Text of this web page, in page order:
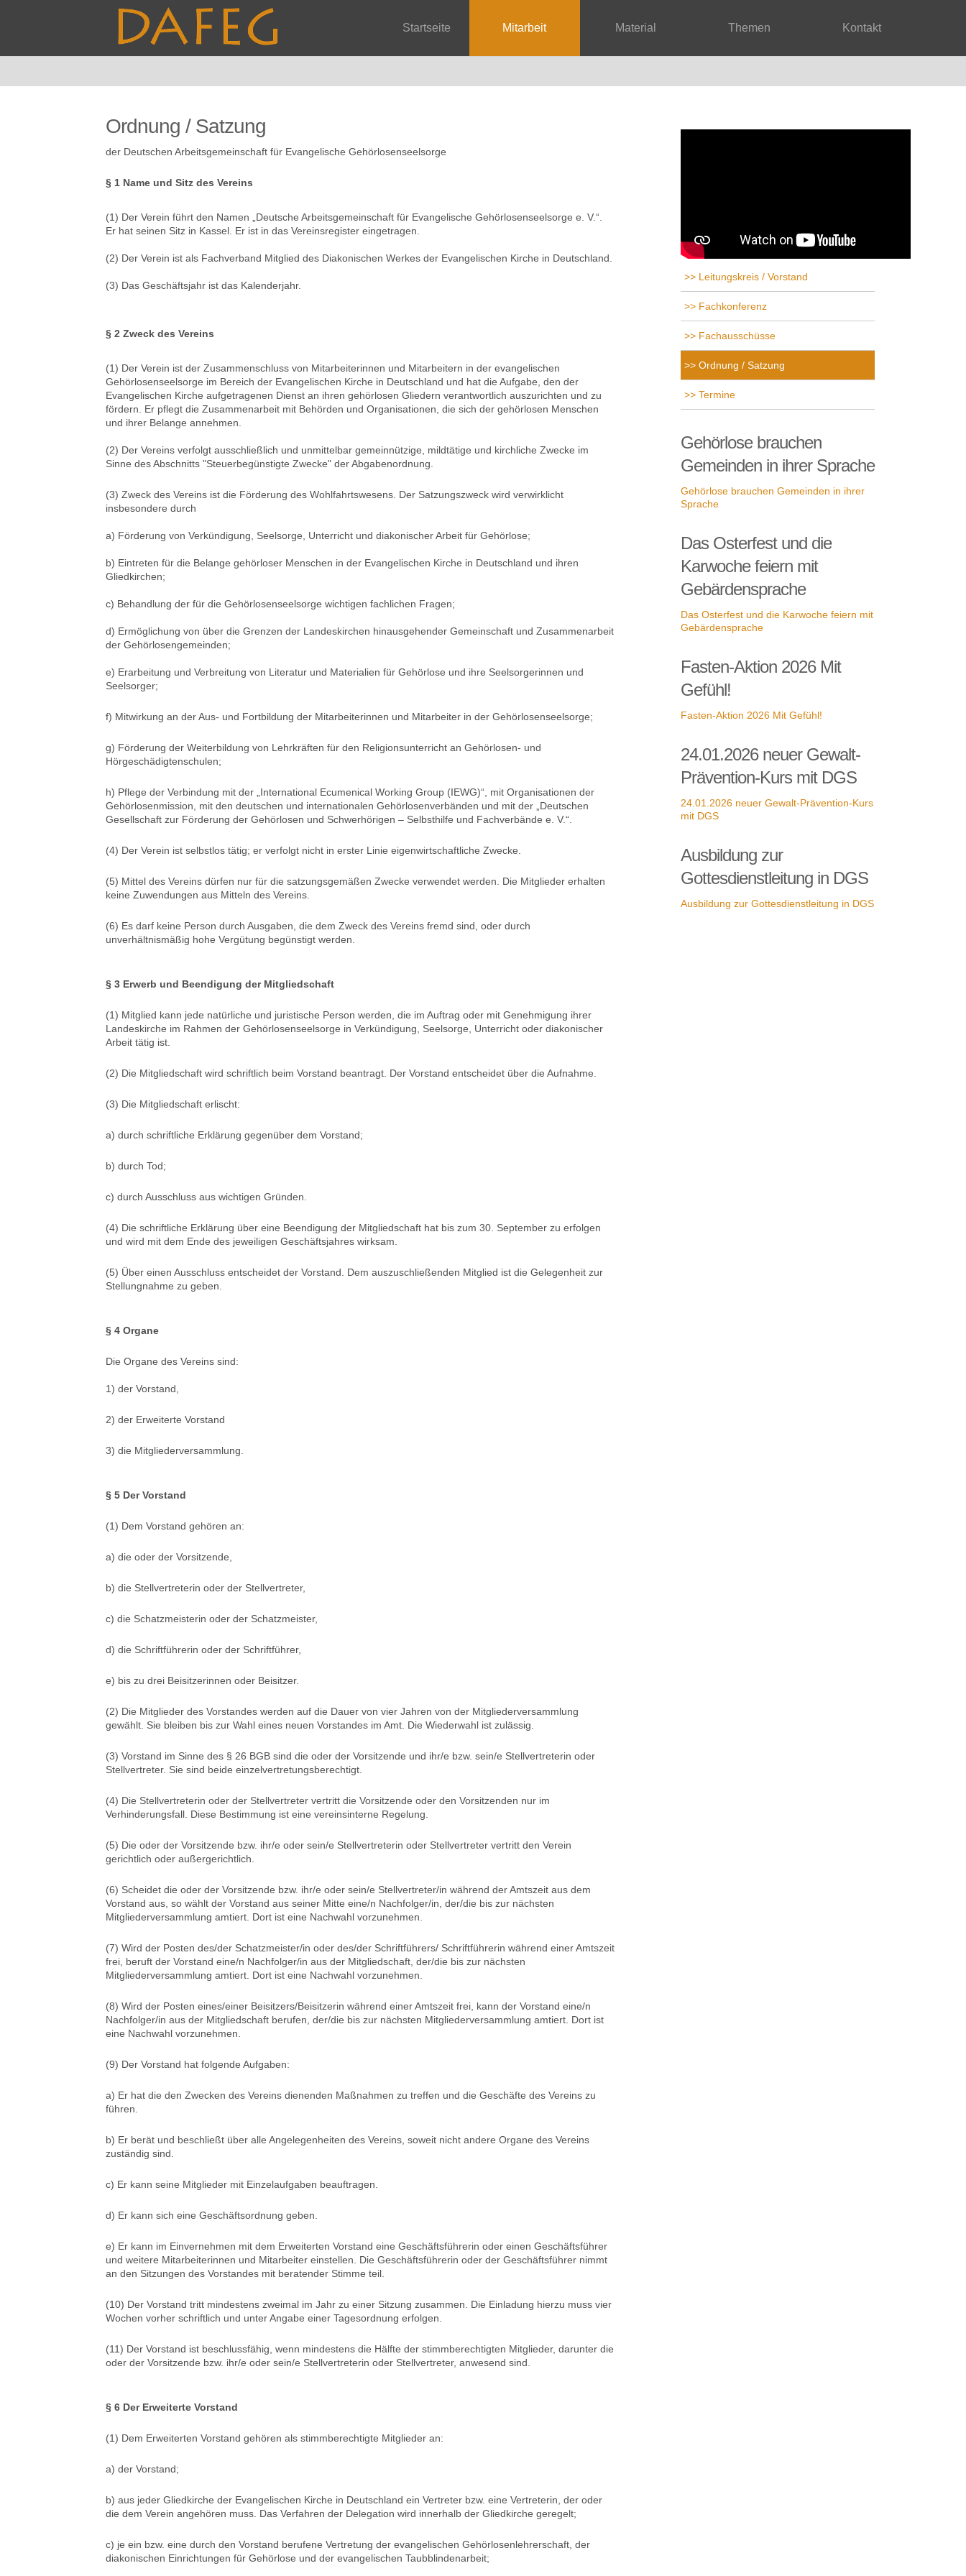
Startseite Mitarbeit Material Themen Kontakt
Ordnung / Satzung
der Deutschen Arbeitsgemeinschaft für Evangelische Gehörlosenseelsorge
§ 1 Name und Sitz des Vereins
(1) Der Verein führt den Namen „Deutsche Arbeitsgemeinschaft für Evangelische Gehörlosenseelsorge e. V.“.
Er hat seinen Sitz in Kassel. Er ist in das Vereinsregister eingetragen.
(2) Der Verein ist als Fachverband Mitglied des Diakonischen Werkes der Evangelischen Kirche in Deutschland.
(3) Das Geschäftsjahr ist das Kalenderjahr.
§ 2 Zweck des Vereins
(1) Der Verein ist der Zusammenschluss von Mitarbeiterinnen und Mitarbeitern in der evangelischen
Gehörlosenseelsorge im Bereich der Evangelischen Kirche in Deutschland und hat die Aufgabe, den der
Evangelischen Kirche aufgetragenen Dienst an ihren gehörlosen Gliedern verantwortlich auszurichten und zu
fördern. Er pflegt die Zusammenarbeit mit Behörden und Organisationen, die sich der gehörlosen Menschen
und ihrer Belange annehmen.
(2) Der Vereins verfolgt ausschließlich und unmittelbar gemeinnützige, mildtätige und kirchliche Zwecke im
Sinne des Abschnitts "Steuerbegünstigte Zwecke" der Abgabenordnung.
(3) Zweck des Vereins ist die Förderung des Wohlfahrtswesens. Der Satzungszweck wird verwirklicht
insbesondere durch
a) Förderung von Verkündigung, Seelsorge, Unterricht und diakonischer Arbeit für Gehörlose;
b) Eintreten für die Belange gehörloser Menschen in der Evangelischen Kirche in Deutschland und ihren
Gliedkirchen;
c) Behandlung der für die Gehörlosenseelsorge wichtigen fachlichen Fragen;
d) Ermöglichung von über die Grenzen der Landeskirchen hinausgehender Gemeinschaft und Zusammenarbeit
der Gehörlosengemeinden;
e) Erarbeitung und Verbreitung von Literatur und Materialien für Gehörlose und ihre Seelsorgerinnen und
Seelsorger;
f) Mitwirkung an der Aus- und Fortbildung der Mitarbeiterinnen und Mitarbeiter in der Gehörlosenseelsorge;
g) Förderung der Weiterbildung von Lehrkräften für den Religionsunterricht an Gehörlosen- und
Hörgeschädigtenschulen;
h) Pflege der Verbindung mit der „International Ecumenical Working Group (IEWG)“, mit Organisationen der
Gehörlosenmission, mit den deutschen und internationalen Gehörlosenverbänden und mit der „Deutschen
Gesellschaft zur Förderung der Gehörlosen und Schwerhörigen – Selbsthilfe und Fachverbände e. V.“.
(4) Der Verein ist selbstlos tätig; er verfolgt nicht in erster Linie eigenwirtschaftliche Zwecke.
(5) Mittel des Vereins dürfen nur für die satzungsgemäßen Zwecke verwendet werden. Die Mitglieder erhalten
keine Zuwendungen aus Mitteln des Vereins.
(6) Es darf keine Person durch Ausgaben, die dem Zweck des Vereins fremd sind, oder durch
unverhältnismäßig hohe Vergütung begünstigt werden.
§ 3 Erwerb und Beendigung der Mitgliedschaft
(1) Mitglied kann jede natürliche und juristische Person werden, die im Auftrag oder mit Genehmigung ihrer
Landeskirche im Rahmen der Gehörlosenseelsorge in Verkündigung, Seelsorge, Unterricht oder diakonischer
Arbeit tätig ist.
(2) Die Mitgliedschaft wird schriftlich beim Vorstand beantragt. Der Vorstand entscheidet über die Aufnahme.
(3) Die Mitgliedschaft erlischt:
a) durch schriftliche Erklärung gegenüber dem Vorstand;
b) durch Tod;
c) durch Ausschluss aus wichtigen Gründen.
(4) Die schriftliche Erklärung über eine Beendigung der Mitgliedschaft hat bis zum 30. September zu erfolgen
und wird mit dem Ende des jeweiligen Geschäftsjahres wirksam.
(5) Über einen Ausschluss entscheidet der Vorstand. Dem auszuschließenden Mitglied ist die Gelegenheit zur
Stellungnahme zu geben.
§ 4 Organe
Die Organe des Vereins sind:
1) der Vorstand,
2) der Erweiterte Vorstand
3) die Mitgliederversammlung.
§ 5 Der Vorstand
(1) Dem Vorstand gehören an:
a) die oder der Vorsitzende,
b) die Stellvertreterin oder der Stellvertreter,
c) die Schatzmeisterin oder der Schatzmeister,
d) die Schriftführerin oder der Schriftführer,
e) bis zu drei Beisitzerinnen oder Beisitzer.
(2) Die Mitglieder des Vorstandes werden auf die Dauer von vier Jahren von der Mitgliederversammlung
gewählt. Sie bleiben bis zur Wahl eines neuen Vorstandes im Amt. Die Wiederwahl ist zulässig.
(3) Vorstand im Sinne des § 26 BGB sind die oder der Vorsitzende und ihr/e bzw. sein/e Stellvertreterin oder
Stellvertreter. Sie sind beide einzelvertretungsberechtigt.
(4) Die Stellvertreterin oder der Stellvertreter vertritt die Vorsitzende oder den Vorsitzenden nur im
Verhinderungsfall. Diese Bestimmung ist eine vereinsinterne Regelung.
(5) Die oder der Vorsitzende bzw. ihr/e oder sein/e Stellvertreterin oder Stellvertreter vertritt den Verein
gerichtlich oder außergerichtlich.
(6) Scheidet die oder der Vorsitzende bzw. ihr/e oder sein/e Stellvertreter/in während der Amtszeit aus dem
Vorstand aus, so wählt der Vorstand aus seiner Mitte eine/n Nachfolger/in, der/die bis zur nächsten
Mitgliederversammlung amtiert. Dort ist eine Nachwahl vorzunehmen.
(7) Wird der Posten des/der Schatzmeister/in oder des/der Schriftführers/ Schriftführerin während einer Amtszeit
frei, beruft der Vorstand eine/n Nachfolger/in aus der Mitgliedschaft, der/die bis zur nächsten
Mitgliederversammlung amtiert. Dort ist eine Nachwahl vorzunehmen.
(8) Wird der Posten eines/einer Beisitzers/Beisitzerin während einer Amtszeit frei, kann der Vorstand eine/n
Nachfolger/in aus der Mitgliedschaft berufen, der/die bis zur nächsten Mitgliederversammlung amtiert. Dort ist
eine Nachwahl vorzunehmen.
(9) Der Vorstand hat folgende Aufgaben:
a) Er hat die den Zwecken des Vereins dienenden Maßnahmen zu treffen und die Geschäfte des Vereins zu
führen.
b) Er berät und beschließt über alle Angelegenheiten des Vereins, soweit nicht andere Organe des Vereins
zuständig sind.
c) Er kann seine Mitglieder mit Einzelaufgaben beauftragen.
d) Er kann sich eine Geschäftsordnung geben.
e) Er kann im Einvernehmen mit dem Erweiterten Vorstand eine Geschäftsführerin oder einen Geschäftsführer
und weitere Mitarbeiterinnen und Mitarbeiter einstellen. Die Geschäftsführerin oder der Geschäftsführer nimmt
an den Sitzungen des Vorstandes mit beratender Stimme teil.
(10) Der Vorstand tritt mindestens zweimal im Jahr zu einer Sitzung zusammen. Die Einladung hierzu muss vier
Wochen vorher schriftlich und unter Angabe einer Tagesordnung erfolgen.
(11) Der Vorstand ist beschlussfähig, wenn mindestens die Hälfte der stimmberechtigten Mitglieder, darunter die
oder der Vorsitzende bzw. ihr/e oder sein/e Stellvertreterin oder Stellvertreter, anwesend sind.
§ 6 Der Erweiterte Vorstand
(1) Dem Erweiterten Vorstand gehören als stimmberechtigte Mitglieder an:
a) der Vorstand;
b) aus jeder Gliedkirche der Evangelischen Kirche in Deutschland ein Vertreter bzw. eine Vertreterin, der oder
die dem Verein angehören muss. Das Verfahren der Delegation wird innerhalb der Gliedkirche geregelt;
c) je ein bzw. eine durch den Vorstand berufene Vertretung der evangelischen Gehörlosenlehrerschaft, der
diakonischen Einrichtungen für Gehörlose und der evangelischen Taubblindenarbeit;
Leitungskreis / Vorstand
Fachkonferenz
Fachausschüsse
Ordnung / Satzung
Termine
Gehörlose brauchen
Gemeinden in ihrer Sprache
Gehörlose brauchen Gemeinden in ihrer
Sprache
Das Osterfest und die
Karwoche feiern mit
Gebärdensprache
Das Osterfest und die Karwoche feiern mit
Gebärdensprache
Fasten-Aktion 2026 Mit
Gefühl!
Fasten-Aktion 2026 Mit Gefühl!
24.01.2026 neuer Gewalt-
Prävention-Kurs mit DGS
24.01.2026 neuer Gewalt-Prävention-Kurs
mit DGS
Ausbildung zur
Gottesdienstleitung in DGS
Ausbildung zur Gottesdienstleitung in DGS